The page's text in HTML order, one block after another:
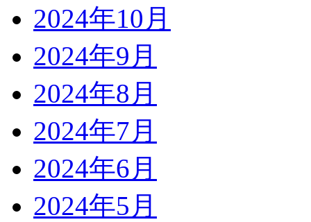
2024年10月
2024年9月
2024年8月
2024年7月
2024年6月
2024年5月